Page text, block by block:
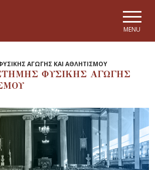
MENU
ΑΓΩΓΗΣ ΚΑΙ ΑΘΛΗΤΙΣΜΟΥ
ΦΥΣΙΚΗΣ ΑΓΩΓΗΣ